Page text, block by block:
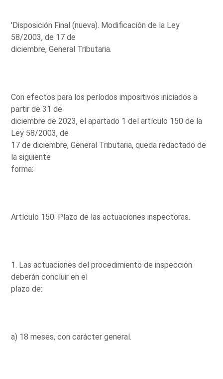
'Disposición Final (nueva). Modificación de la Ley
58/2003, de 17 de
diciembre, General Tributaria.
Con efectos para los períodos impositivos iniciados a
partir de 31 de
diciembre de 2023, el apartado 1 del artículo 150 de la
Ley 58/2003, de
17 de diciembre, General Tributaria, queda redactado de
la siguiente
forma:
Artículo 150. Plazo de las actuaciones inspectoras.
1. Las actuaciones del procedimiento de inspección
deberán concluir en el
plazo de:
a) 18 meses, con carácter general.